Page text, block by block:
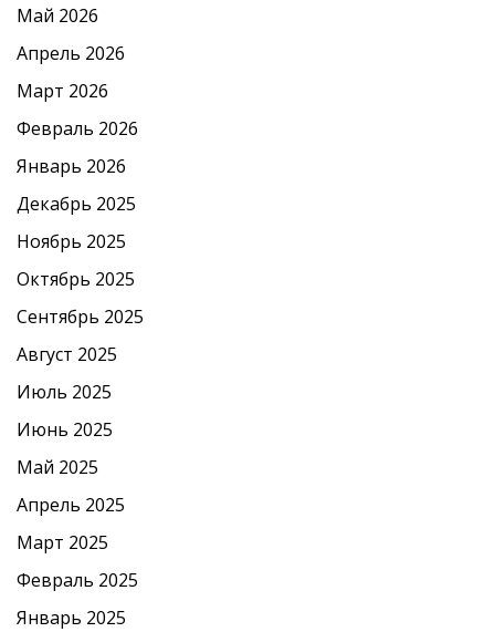
Май 2026
Апрель 2026
Март 2026
Февраль 2026
Январь 2026
Декабрь 2025
Ноябрь 2025
Октябрь 2025
Сентябрь 2025
Август 2025
Июль 2025
Июнь 2025
Май 2025
Апрель 2025
Март 2025
Февраль 2025
Январь 2025